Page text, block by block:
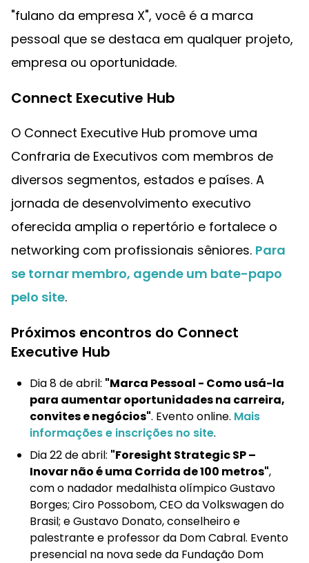
"fulano da empresa X", você é a marca
pessoal que se destaca em qualquer projeto,
empresa ou oportunidade.
Connect Executive Hub
O Connect Executive Hub promove uma
Confraria de Executivos com membros de
diversos segmentos, estados e países. A
jornada de desenvolvimento executivo
oferecida amplia o repertório e fortalece o
networking com profissionais sêniores. Para
se tornar membro, agende um bate-papo
pelo site.
Próximos encontros do Connect
Executive Hub
Dia 8 de abril: "Marca Pessoal - Como usá-la
para aumentar oportunidades na carreira,
convites e negócios". Evento online. Mais
informações e inscrições no site.
Dia 22 de abril: "Foresight Strategic SP –
Inovar não é uma Corrida de 100 metros",
com o nadador medalhista olímpico Gustavo
Borges; Ciro Possobom, CEO da Volkswagen do
Brasil; e Gustavo Donato, conselheiro e
palestrante e professor da Dom Cabral. Evento
presencial na nova sede da Fundação Dom